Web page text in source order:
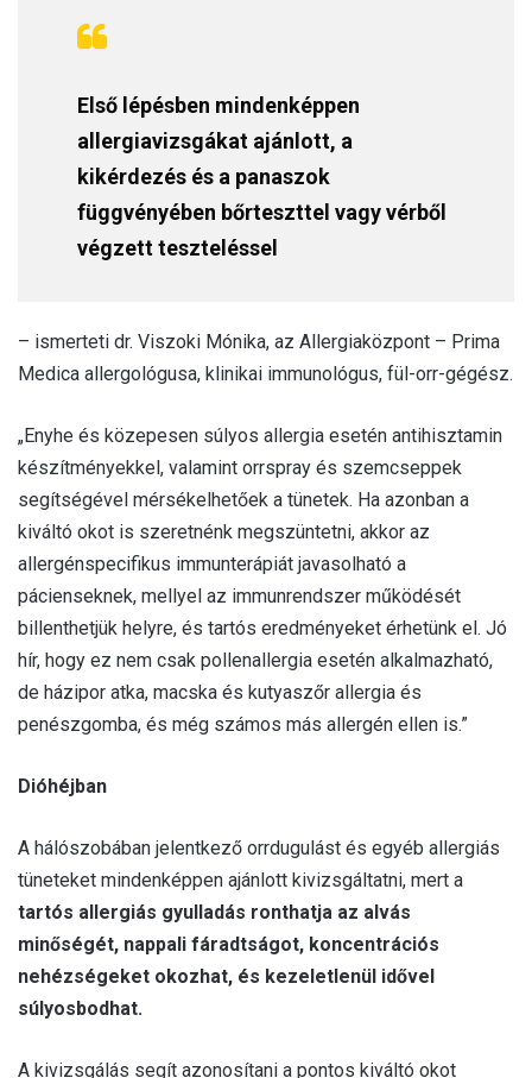
Első lépésben mindenképpen
allergiavizsgákat ajánlott, a
kikérdezés és a panaszok
függvényében bőrteszttel vagy vérből
végzett teszteléssel
– ismerteti dr. Viszoki Mónika, az Allergiaközpont – Prima
Medica allergológusa, klinikai immunológus, fül-orr-gégész.
„Enyhe és közepesen súlyos allergia esetén antihisztamin
készítményekkel, valamint orrspray és szemcseppek
segítségével mérsékelhetőek a tünetek. Ha azonban a
kiváltó okot is szeretnénk megszüntetni, akkor az
allergénspecifikus immunterápiát javasolható a
pácienseknek, mellyel az immunrendszer működését
billenthetjük helyre, és tartós eredményeket érhetünk el. Jó
hír, hogy ez nem csak pollenallergia esetén alkalmazható,
de házipor atka, macska és kutyaszőr allergia és
penészgomba, és még számos más allergén ellen is.”
Dióhéjban
A hálószobában jelentkező orrdugulást és egyéb allergiás
tüneteket mindenképpen ajánlott kivizsgáltatni, mert a
tartós allergiás gyulladás ronthatja az alvás
minőségét, nappali fáradtságot, koncentrációs
nehézségeket okozhat, és kezeletlenül idővel
súlyosbodhat.
A kivizsgálás segít azonosítani a pontos kiváltó okot